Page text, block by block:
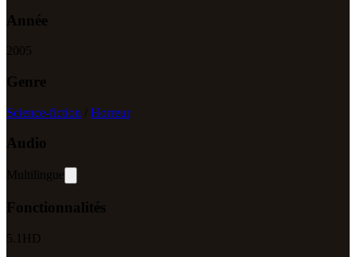
Année
2005
Genre
Science-fiction Horreur
Audio
Multilingue
Fonctionnalités
5.1 HD